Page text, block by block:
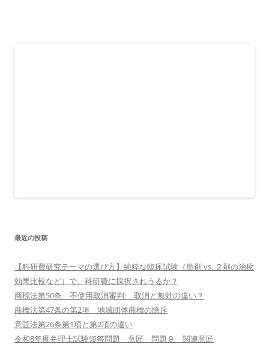
最近の投稿
【科研費研究テーマの選び方】純粋な臨床試験（単剤 vs. ２剤の治療
効果比較など）で、科研費に採択されうるか？
商標法第50条 不使用取消審判: 取消と無効の違い？
商標法第47条の第2項 地域団体商標の除斥
意匠法第26条第1項と第2項の違い
令和8年度弁理士試験短答問題 意匠 問題９ 関連意匠